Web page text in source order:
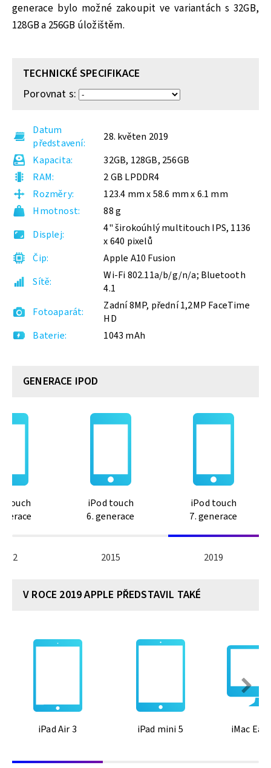
generace bylo možné zakoupit ve variantách s 32GB,
128GB a 256GB úložištěm.
TECHNICKÉ SPECIFIKACE
Porovnat s:
Datum
představení
28. květen 2019
Kapacita
32GB, 128GB, 256GB
RAM
2 GB LPDDR4
Rozměry
123.4 mm x 58.6 mm x 6.1 mm
Hmotnost
88 g
Displej
4" širokoúhlý multitouch IPS, 1136
x 640 pixelů
Čip
Apple A10 Fusion
Sítě
Wi-Fi 802.11a/b/g/n/a; Bluetooth
4.1
Fotoaparát
Zadní 8MP, přední 1,2MP FaceTime
HD
Baterie
1043 mAh
GENERACE IPOD
touch
2015
iPod touch
6. generace
2019
iPod touch
7. generace
V ROCE 2019 APPLE PŘEDSTAVIL TAKÉ
iPad Air 3 iPad mini 5 iMac